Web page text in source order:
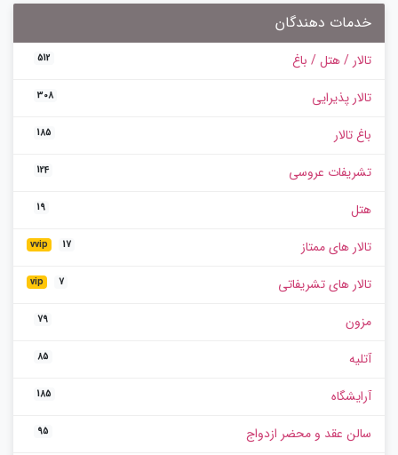
خدمات دهندگان
تالار / هتل / باغ 512
تالار پذیرایی 308
باغ تالار 185
تشریفات عروسی 124
هتل 19
تالار های ممتاز vvip 17
تالار های تشریفاتی vip 7
مزون 79
آتلیه 85
آرایشگاه 185
سالن عقد و محضر ازدواج 95